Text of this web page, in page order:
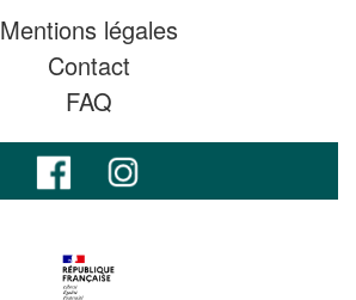
Mentions légales
Contact
FAQ